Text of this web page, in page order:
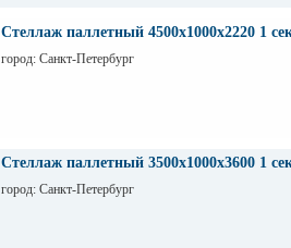
Стеллаж паллетный 4500х1000х2220 1
город: Санкт-Петербург
Стеллаж паллетный 3500х1000х3600 1
город: Санкт-Петербург